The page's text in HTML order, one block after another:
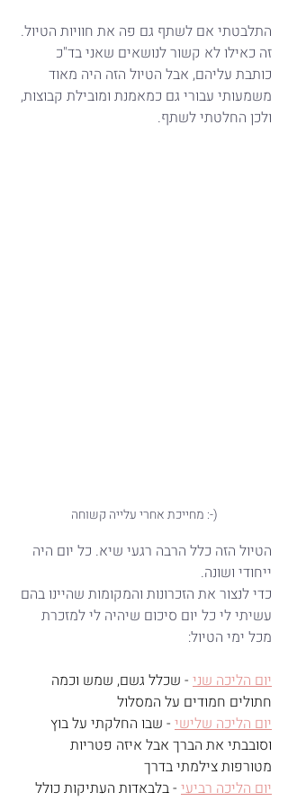
התלבטתי אם לשתף גם פה את חוויות הטיול.
זה כאילו לא קשור לנושאים שאני בד"כ
כותבת עליהם, אבל הטיול הזה היה מאוד
משמעותי עבורי גם כמאמנת ומובילת קבוצות,
ולכן החלטתי לשתף.
מחייכת אחרי עלייה קשוחה :-)
הטיול הזה כלל הרבה רגעי שיא. כל יום היה
ייחודי ושונה.
כדי לנצור את הזכרונות והמקומות שהיינו בהם
עשיתי לי כל יום סיכום שיהיה לי למזכרת
מכל ימי הטיול:
יום הליכה שני - שכלל גשם, שמש וכמה
חתולים חמודים על המסלול
יום הליכה שלישי - שבו החלקתי על בוץ
וסובבתי את הברך אבל איזה פטריות
מטורפות צילמתי בדרך
יום הליכה רביעי - בלבאדות העתיקות כולל